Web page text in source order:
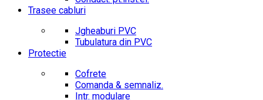
Trasee cabluri
Jgheaburi PVC
Tubulatura din PVC
Protectie
Cofrete
Comanda & semnaliz.
Intr. modulare